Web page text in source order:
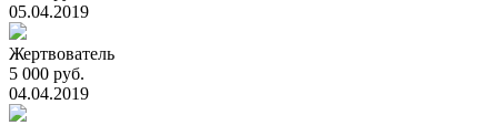
05.04.2019
Жертвователь
5 000 руб.
04.04.2019